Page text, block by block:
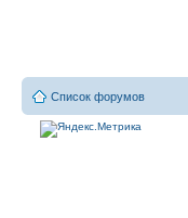
Список форумов